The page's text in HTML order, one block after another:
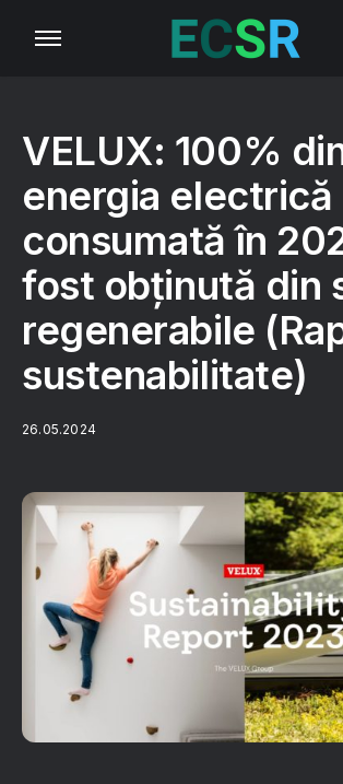
VELUX: 100%
energia electrică
consumată în
fost obținută din
regenerabile
sustenabilitate)
26.05.2024